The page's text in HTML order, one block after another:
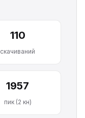
110
скачиваний
1957
пик (2 кн)